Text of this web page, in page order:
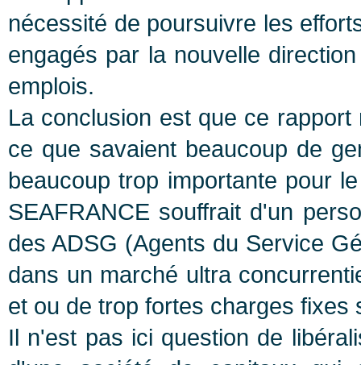
nécessité de poursuivre les
engagés par la nouvelle
emplois.
La conclusion est que ce
ce que savaient beaucoup de
beaucoup trop importante pour
SEAFRANCE souffrait d'un
des ADSG (Agents du Service
dans un marché ultra
et ou de trop fortes charges fixes
Il n'est pas ici question de